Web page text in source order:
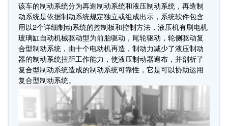
该车的制动系统分为再造制动系统和液压制动系统，再造制
动系统是依据制动系统规定独立或组成出示，系统软件包含
用以2个详细制动系统的控制板和控制方法，液压机有刷电机
玻璃缸自动机械驱动型为前胎驱动，尾轮驱动，轮侧驱动复
合型制动系统，由十个电动机再造，制动力减少了液压制动
器的制动系统扭距工作能力，使液压制动器遍布，并剖析了
复合型制动系统造成的制动系统可靠性，它是可以协助运用
复合型制动系统。